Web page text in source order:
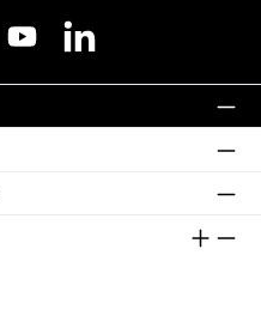
YouTube LinkedIn